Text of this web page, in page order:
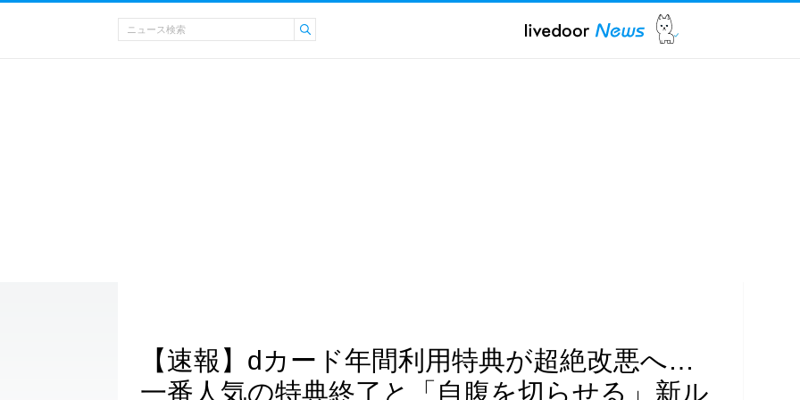
【速報】dカード年間利用特典が超絶改悪へ…
一番人気の特典終了と「自腹を切らせる」新ル